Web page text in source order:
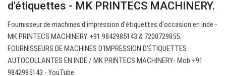
d'étiquettes - MK PRINTECS MACHINERY.
Fournisseur de machines d'impression d'étiquettes d'occasion en Inde -
MK PRINTECS MACHINERY. +91 9842985143 & 7200729855.
FOURNISSEURS DE MACHINES D'IMPRESSION D'ÉTIQUETTES
AUTOCOLLANTES EN INDE / MK PRINTECS MACHINERY- Mob +91
9842985143 - YouTube.